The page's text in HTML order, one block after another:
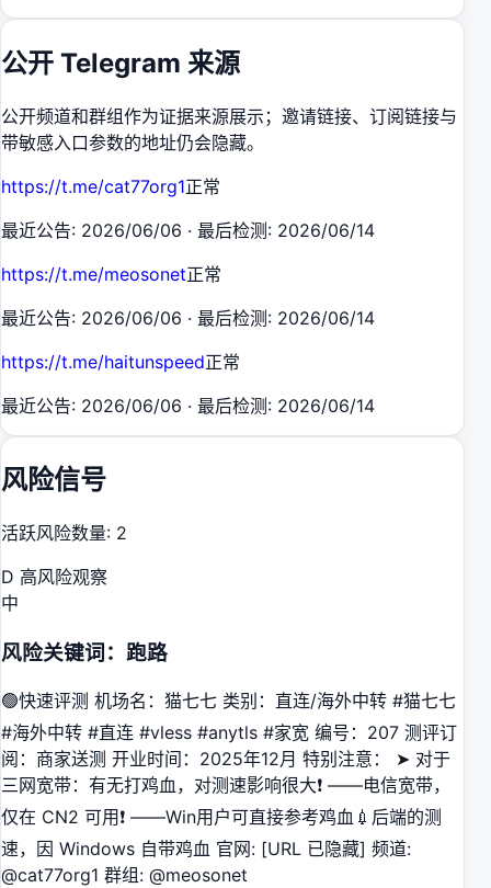
公开 Telegram 来源
公开频道和群组作为证据来源展示；邀请链接、订阅链接与
带敏感入口参数的地址仍会隐藏。
https://t.me/cat77org1正常
最近公告: 2026/06/06 · 最后检测: 2026/06/14
https://t.me/meosonet正常
最近公告: 2026/06/06 · 最后检测: 2026/06/14
https://t.me/haitunspeed正常
最近公告: 2026/06/06 · 最后检测: 2026/06/14
风险信号
活跃风险数量: 2
D 高风险观察
中
风险关键词：跑路
🟢快速评测 机场名：猫七七 类别：直连/海外中转 #猫七七
#海外中转 #直连 #vless #anytls #家宽 编号：207 测评订
阅：商家送测 开业时间：2025年12月 特别注意： ➤ 对于
三网宽带：有无打鸡血，对测速影响很大❗️ ——电信宽带，
仅在 CN2 可用❗️ ——Win用户可直接参考鸡血💉后端的测
速，因 Windows 自带鸡血 官网: [URL 已隐藏] 频道:
@cat77org1 群组: @meosonet